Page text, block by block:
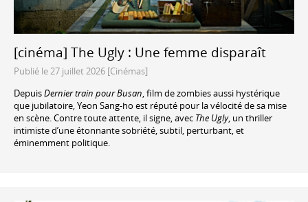
[cinéma] The Ugly : Une femme disparaît
Publié le 27 juillet 2026 [Cinémas]
DepuisDernier train pour Busan, film de zombies aussi hystérique
que jubilatoire, Yeon Sang-ho est réputé pour la vélocité de sa mise
en scène. Contre toute attente, il signe, avec The Ugly, un thriller
intimiste d’une étonnante sobriété, subtil, perturbant, et
éminemment politique.